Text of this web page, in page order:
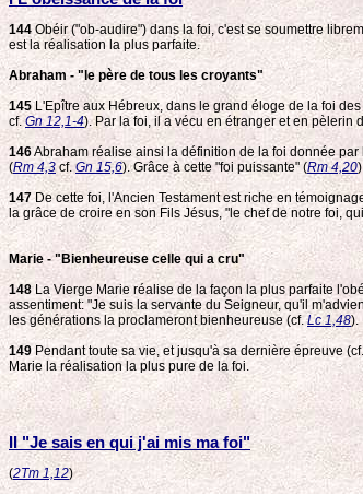
144 Obéir ("ob-audire") dans la foi, c'est se soumettre
est la réalisation la plus parfaite.
Abraham - "le père de tous les croyants"
145L'Epître aux Hébreux, dans le grand éloge de la foi
cf.Gn 12,1-4). Par la foi, il a vécu en étranger et en pèlerin
146Abraham réalise ainsi la définition de la foi donnée
(Rm 4,3 cf. Gn 15,6). Grâce à cette "foi puissante" (Rm 4,20
147De cette foi, l'Ancien Testament est riche en
la grâce de croire en son Fils Jésus, "le chef de notre foi,
Marie - "Bienheureuse celle qui a cru"
148La Vierge Marie réalise de la façon la plus parfaite
assentiment: "Je suis la servante du Seigneur, qu'il
les générations la proclameront bienheureuse (cf.Lc 1,48).
149 Pendant toute sa vie, et jusqu'à sa dernière épreuve
Marie la réalisation la plus pure de la foi.
II "Je sais en qui j'ai mis ma foi"
(2Tm 1,12)